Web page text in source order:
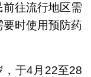
往流行地区需
时使用预防药
，于4月22至28